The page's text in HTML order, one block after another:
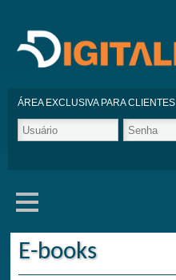
ÁREA EXCLUSIVA PARA CLIENTES
E-books